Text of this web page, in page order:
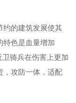
约的建筑发展使其
特色是血量增加
骑兵在伤害上更加
，攻防一体，适配